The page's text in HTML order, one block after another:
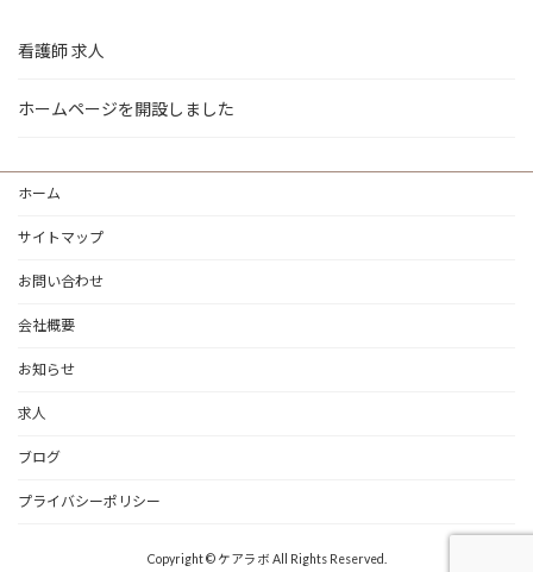
看護師 求人
ホームページを開設しました
ホーム
サイトマップ
お問い合わせ
会社概要
お知らせ
求人
ブログ
プライバシーポリシー
Copyright © ケアラボ All Rights Reserved.